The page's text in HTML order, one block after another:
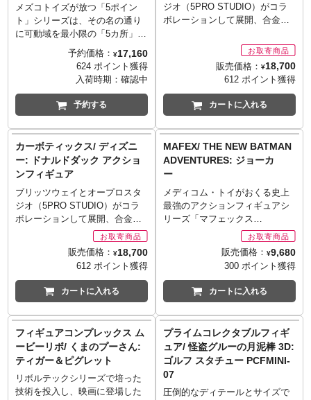
む「T-SPARK ZONE」流通限定
商品
メズコトイズが放つ「5ポイン
ト」シリーズは、その名の通り
に可動域を最小限の「5カ所」程
度とし、フォルムを優先するこ
とで3.75インチが持つ独特の雰
囲気を最大限に生かすシリーズ
です。新作として『バットマン
アニメイテッド』第二弾となる
スカイダイブ・バットマン、ト
ゥーフェイス、ミスター・フリ
ーズ、そしてハーレイクインが4
体が登場です。それぞれに交換
可能な頭部パーツやアームパー
ツ、アクセサリーなどが付属し
ており、様々なシチュエーショ
ンで楽しむことができる内容と
なっています。パッケージは、
往年のフィギュアシリーズを思
わせるスタイルかつブリスター
パック仕様。懐かしさを漂わせ
る素晴らしきシリーズ。
[付属品]
■スカイダイブ・バットマン: パ
■トゥーフェイス: ヘッドパーツ
x3、アームパーツx5、デトネー
ター
■ミスター・フリーズ: ヘッドパ
ーツx1、アームパーツx4、銃、
スノーグローブ
予約価格： ¥17,160
624 ポイント獲得
入荷時期： 確認中
予約する
ジオ（5PRO STUDIO）がコラ
ボレーションして展開、合金な
に立体化する「カーボティック
ス」シリーズ。新作ラインナッ
プとしてラインナップしたのは
まさかのディズニーの人気キャ
ラクターたち！キャラクターの
魅力を最大限に、そしてイメー
ン！その感触はまさにプレミア
ムで、ダイキャスト合金の贅沢
な重みと高級な質感がたまりま
せん。安定感抜群のラチェット
関節、バリエーション豊かな表
情、アクセサリーを使ったポー
ズ決めなど、しっかり「アクシ
ョンフィギュア」としての楽し
みも。LEDによるライトアップ
もあり、光の演出でシーンにア
クセント！
※お取り寄せ商品はご注文後出
す。
※メーカー在庫品切れの場合、
商品をご用意出来ない場合もご
ざいます。
販売価格： ¥18,700
612 ポイント獲得
カートに入れる
カーボティックス/ ディズニ
ー: ドナルドダック アクショ
ンフィギュア
ブリッツウェイとオープロスタ
ジオ（5PRO STUDIO）がコラ
ボレーションして展開、合金な
どマルチマテリアル製でリアル
に立体化する「カーボティック
ス」シリーズ。新作ラインナッ
プとしてラインナップしたのは
まさかのディズニーの人気キャ
ラクターたち！キャラクターの
ジそのままに、斬新なロボット
ライクへと昇華させた好デザイ
ン！その感触はまさにプレミア
ムで、ダイキャスト合金の贅沢
な重みと高級な質感がたまりま
せん。安定感抜群のラチェット
販売価格： ¥18,700
612 ポイント獲得
カートに入れる
MAFEX/ THE NEW BATMAN
ADVENTURES: ジョーカ
ー
メディコム・トイがおくる史上
最強のアクションフィギュアシ
リーズ「マフェックス
（MAFEX）」。全高約15センチ
レベルのボディに新規設計のジ
ョイントパーツを設置し、ディ
スプレイしやすく大胆なポージ
ングも可能！アニメイテッドシ
リーズの『ザ・ニュー・バット
ジョーカーが登場です。キリっ
とした表情と、少しおどけたよ
うな表情の頭部2種が付属し、差
し替えが可能！軟質成型ジャケ
ットにより柔軟なポージングに
対応します。ナイフ、ウォレッ
販売価格： ¥9,680
300 ポイント獲得
カートに入れる
フィギュアコンプレックス ム
ービーリボ/ くまのプーさん:
ティガー＆ピグレット
リボルテックシリーズで培った
技術を投入し、映画に登場した
プライムコレクタブルフィギ
ュア/ 怪盗グルーの月泥棒 3D:
ゴルフ スタチュー PCFMINI-
07
圧倒的なディテールとサイズで